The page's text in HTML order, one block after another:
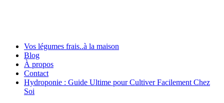
Vos légumes frais..à la maison
Blog
À propos
Contact
Hydroponie : Guide Ultime pour Cultiver Facilement Chez
Soi